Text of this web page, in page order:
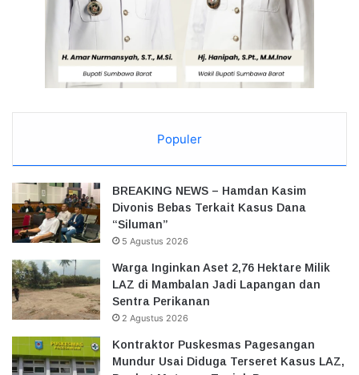
Populer
BREAKING NEWS – Hamdan Kasim
Divonis Bebas Terkait Kasus Dana
“Siluman”
5 Agustus 2026
Warga Inginkan Aset 2,76 Hektare Milik
LAZ di Mambalan Jadi Lapangan dan
Sentra Perikanan
2 Agustus 2026
Kontraktor Puskesmas Pagesangan
Mundur Usai Diduga Terseret Kasus LAZ,